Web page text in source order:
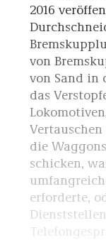
2016
von
von Sand in
das
die
schicken,
erforderte,